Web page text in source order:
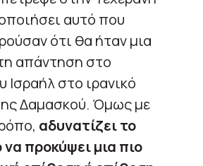
αυτό που
ότι θα ήταν μια
απάντηση στο
Ισραήλ στο ιρανικό
Δαμασκού. Όμως με
αδυνατίζει το
προκύψει μια πιο